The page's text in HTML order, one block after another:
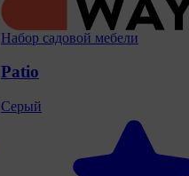
Набор садовой мебели
Patio
Серый